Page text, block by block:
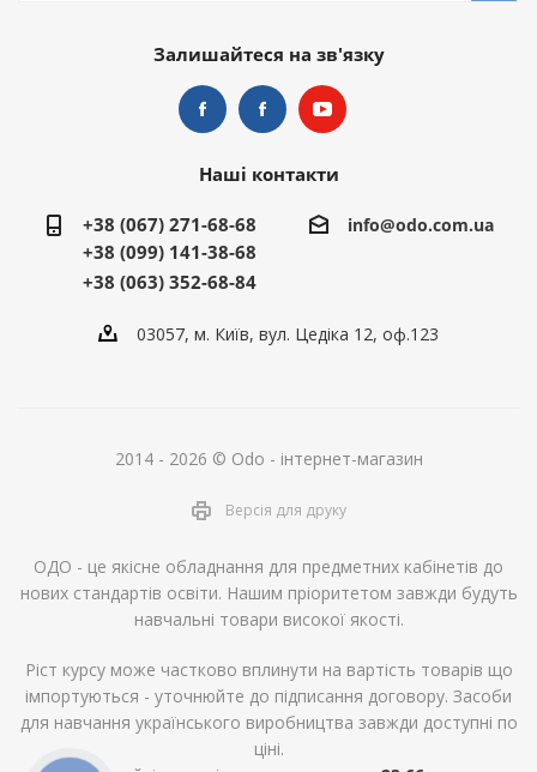
Залишайтеся на зв'язку
Наші контакти
+38 (067) 271-68-68
+38 (099) 141-38-68
+38 (063) 352-68-84
info@odo.com.ua
03057, м. Київ, вул. Цедіка 12, оф.123
2014 - 2026 © Odo - інтернет-магазин
Версія для друку
ОДО - це якісне обладнання для предметних кабінетів до
нових стандартів освіти. Нашим пріоритетом завжди будуть
навчальні товари високої якості.
Ріст курсу може частково вплинути на вартість товарів що
імпортуються - уточнюйте до підписання договору. Засоби
для навчання українського виробництва завжди доступні по
ціні.